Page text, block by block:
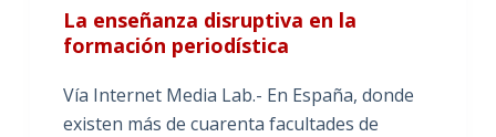
La enseñanza disruptiva en la
formación periodística
Vía Internet Media Lab.- En España, donde
existen más de cuarenta facultades de